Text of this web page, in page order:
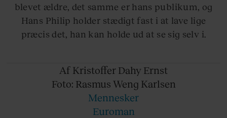
blevet ældre, det samme er hans publikum, og
Hans Philip holder stædigt fast i at lave lige
præcis det, han kan holde ud at se sig selv i.
Af Kristoffer Dahy Ernst
Foto: Rasmus Weng Karlsen
Mennesker
Euroman